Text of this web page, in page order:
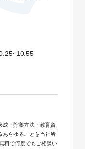
成・貯蓄方法・教育資
あらゆることを当社所
料で何度でもご相談い